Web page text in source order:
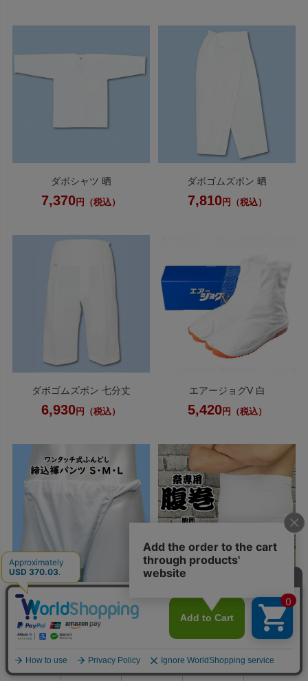
ダボシャツ 晒
7,370 円（税込）
ダボゴムズボン 晒
7,810円（税込）
ダボゴムズボン 七分丈
6,930 円（税込）
エアージョグV 白
5,420円（税込）
ふんどしパンツ 白
4,950円（税込）
腹巻 白
1,870円（税込）
会員ページ 店舗案内